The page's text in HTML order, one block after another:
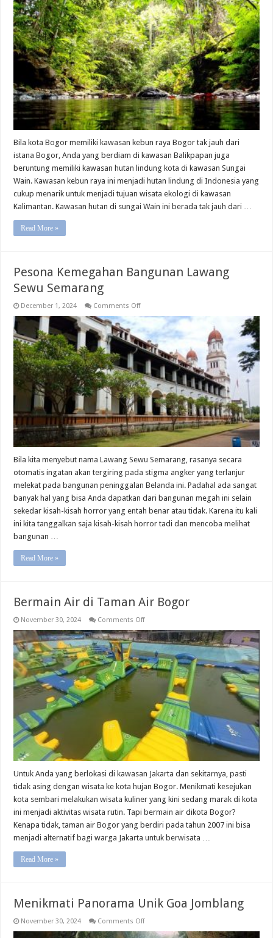
Lindung
di
Indonesia,
Kawasan
Sungai
Wain
Balikpapan
Bila kota Bogor memiliki kawasan kebun raya Bogor tak jauh dari
istana Bogor, Anda yang berdiam di kawasan Balikpapan juga
beruntung memiliki kawasan hutan lindung kota di kawasan Sungai
Wain. Kawasan kebun raya ini menjadi hutan lindung di Indonesia yang
cukup menarik untuk menjadi tujuan wisata ekologi di kawasan
Kalimantan. Kawasan hutan di sungai Wain ini berada tak jauh dari …
Read More »
Pesona Kemegahan Bangunan Lawang
Sewu Semarang
December 1, 2024 Comments Offon
Kemegahan
Bangunan
Lawang
Sewu
Semarang
Bila kita menyebut nama Lawang Sewu Semarang, rasanya secara
otomatis ingatan akan tergiring pada stigma angker yang terlanjur
melekat pada bangunan peninggalan Belanda ini. Padahal ada sangat
banyak hal yang bisa Anda dapatkan dari bangunan megah ini selain
sekedar kisah-kisah horror yang entah benar atau tidak. Karena itu kali
ini kita tanggalkan saja kisah-kisah horror tadi dan mencoba melihat
bangunan …
Read More »
Bermain Air di Taman Air Bogor
November 30, 2024 Comments Offon
Air
di
Taman
Air
Bogor
Untuk Anda yang berlokasi di kawasan Jakarta dan sekitarnya, pasti
tidak asing dengan wisata ke kota hujan Bogor. Menikmati kesejukan
kota sembari melakukan wisata kuliner yang kini sedang marak di kota
ini menjadi aktivitas wisata rutin. Tapi bermain air dikota Bogor?
Kenapa tidak, taman air Bogor yang berdiri pada tahun 2007 ini bisa
menjadi alternatif bagi warga Jakarta untuk berwisata …
Read More »
Menikmati Panorama Unik Goa Jomblang
November 30, 2024 Comments Offon
Panorama